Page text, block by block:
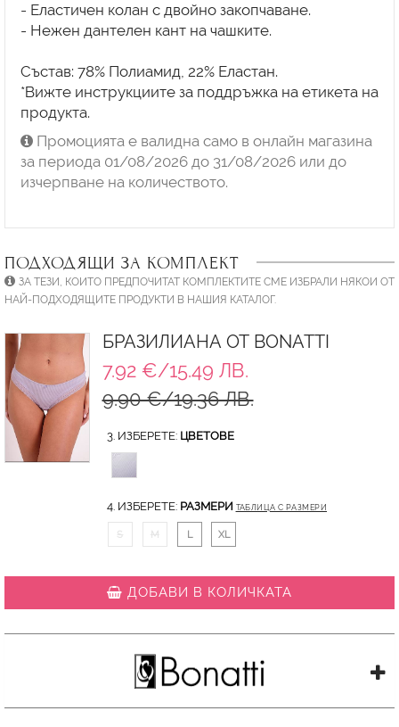
- Еластичен колан с двойно закопчаване.
- Нежен дантелен кант на чашките.
Състав: 78% Полиамид, 22% Еластан.
*Вижте инструкциите за поддръжка на етикета на
продукта.
Промоцията е валидна само в онлайн магазина
за периода 01/08/2026 до 31/08/2026 или до
изчерпване на количеството.
ПОДХОДЯЩИ ЗА КОМПЛЕКТ
ЗА ТЕЗИ, КОИТО ПРЕДПОЧИТАТ КОМПЛЕКТИТЕ СМЕ ИЗБРАЛИ НЯКОИ ОТ
НАЙ-ПОДХОДЯЩИТЕ ПРОДУКТИ В НАШИЯ КАТАЛОГ.
БРАЗИЛИАНА ОТ BONATTI
7.92 €/15.49 ЛВ.
9.90 €/19.36 ЛВ.
3. ИЗБЕРЕТЕ: ЦВЕТОВЕ
4. ИЗБЕРЕТЕ: РАЗМЕРИ ТАБЛИЦА С РАЗМЕРИ
S M L XL
ДОБАВИ В КОЛИЧКАТА